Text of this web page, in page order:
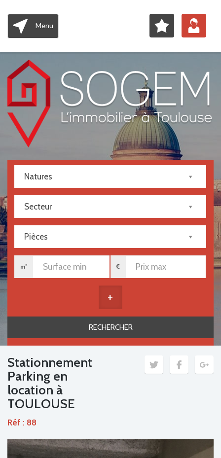
Menu
Natures
Secteur
Pièces
m²
+
Stationnement
Parking en
location à
TOULOUSE
Réf : 88